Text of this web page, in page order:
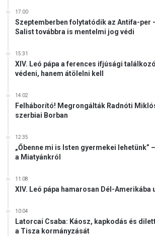
17:00
Szeptemberben folytatódik az Antifa-per
Salist továbbra is mentelmi jog védi
15:31
XIV. Leó pápa a ferences ifjúsági
védeni, hanem átölelni kell
14:02
Felháborító! Megrongálták Radnóti
szerbiai Borban
12:35
„Őbenne mi is Isten gyermekei lehetünk”
a Miatyánkról
11:08
XIV. Leó pápa hamarosan Dél-Amerikába
10:04
Latorcai Csaba: Káosz, kapkodás és
a Tisza kormányzását